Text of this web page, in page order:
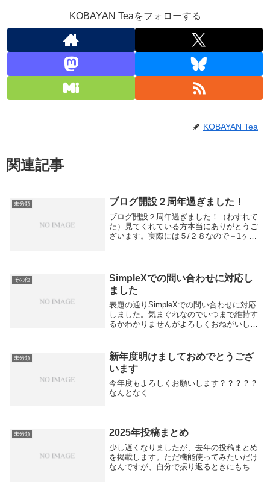
KOBAYAN Teaをフォローする
KOBAYAN Tea
関連記事
未分類 ブログ開設２周年過ぎました！
ブログ開設２周年過ぎました！（わすれて
た）見てくれている方本当にありがとうご
ざいます。実際には５/２８なので＋1ヶ月
その他
SimpleXでの問い合わせに対応し
ました
表題の通りSimpleXでの問い合わせに対応
しました。気まぐれなのでいつまで維持す
るかわかりませんがよろしくおねがいしま
未分類
新年度明けましておめでとうござ
います
今年度もよろしくお願いします？？？？？
なんとなく
未分類 2025年投稿まとめ
少し遅くなりましたが、去年の投稿まとめ
を掲載します。ただ機能使ってみたいだけ
なんですが、自分で振り返るときにもちょ